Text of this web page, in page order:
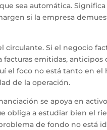
sea automática.
si la empresa
circulante. Si el negocio
emitidas,
el foco no está tanto en
de la operación.
se apoya en
obliga a estudiar bien el
de fondo no está